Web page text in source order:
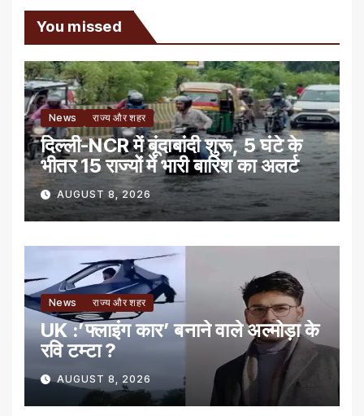
You missed
News राज्य और शहर
दिल्ली-NCR में बूंदाबांदी शुरू, 5 घंटे के
भीतर 15 राज्यों में भारी बारिश का अलर्ट
AUGUST 8, 2026
News राज्य और शहर
UK :’फ्लाइंग कार’ बनाने वाले अल्मोड़ा के
रवि टम्टा ?
AUGUST 8, 2026